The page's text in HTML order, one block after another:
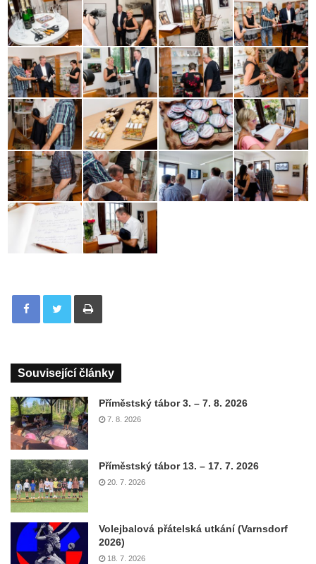
Tisknout
Související články
Příměstský tábor 3. – 7. 8. 2026
7. 8. 2026
Příměstský tábor 13. – 17. 7. 2026
20. 7. 2026
Volejbalová přátelská utkání (Varnsdorf
2026)
18. 7. 2026